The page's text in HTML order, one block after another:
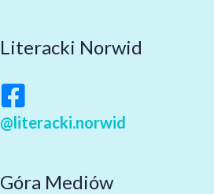
Literacki Norwid
@literacki.norwid
Góra Mediów